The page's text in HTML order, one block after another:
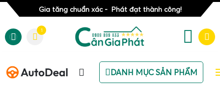
Gia tăng chuẩn xác - Phát đạt thành công!
1
DANH MỤC SẢN PHẨM